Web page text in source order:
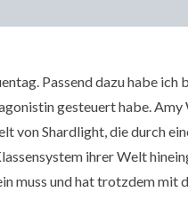
Passend dazu habe ich
gesteuert habe.
von Shardlight, die durch
ihrer Welt
muss und hat trotzdem mit